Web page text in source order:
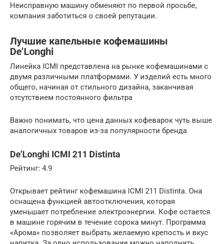
Неисправную машину обменяют по первой просьбе,
компания заботиться о своей репутации.
Лучшие капельные кофемашины
De’Longhi
Линейка ICMI представлена на рынке кофемашинами с
двумя различными платформами. У изделий есть много
общего, начиная от стильного дизайна, заканчивая
отсутствием постоянного фильтра
Важно понимать, что цена данных кофеварок чуть выше
аналогичных товаров из-за популярности бренда
De’Longhi ICMI 211 Distinta
Рейтинг: 4.9
Открывает рейтинг кофемашина ICMI 211 Distinta. Она
оснащена функцией автоотключения, которая
уменьшает потребление электроэнергии. Кофе остается
в машине горячим в течение сорока минут. Программа
«Арома» позволяет выбрать желаемую крепость и вкус